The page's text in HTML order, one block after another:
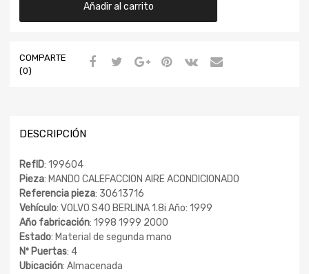
Añadir al carrito
COMPARTE
(0)
DESCRIPCIÓN
RefID: 199604
Pieza: MANDO CALEFACCION AIRE ACONDICIONADO
Referencia pieza: 30613716
Vehículo: VOLVO S40 BERLINA 1.8i Año: 1999
Año fabricación: 1998 1999 2000
Estado: Material de segunda mano
Nº Puertas: 4
Ubicación: Almacenada